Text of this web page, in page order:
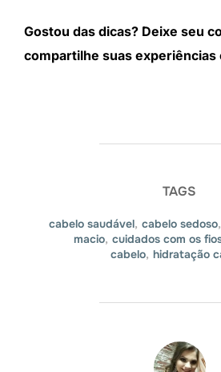
Gostou das dicas? Deixe seu
compartilhe suas experiências
TAGS
cabelo saudável, cabelo sedoso,
macio, cuidados com os
cabelo, hidratação
AUTOR DO